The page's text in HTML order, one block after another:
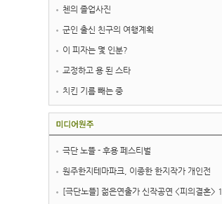
첸의 졸업사진
군인 출신 친구의 여행계획
이 피자는 몇 인분?
교정하고 용 된 스타
치킨 기름 빼는 중
극단 노뜰 - 후용 페스티벌
원주한지테마파크, 이종한 한지작가 개인전
[극단노뜰] 젊은연출가 신작공연 <피의결혼> 1